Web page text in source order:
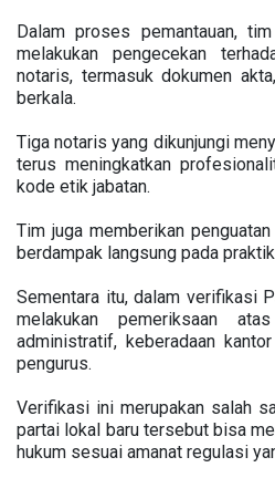
Dalam proses pemantauan,
melakukan pengecekan
notaris, termasuk dokumen
berkala.
Tiga notaris yang dikunjungi
terus meningkatkan
kode etik jabatan.
Tim juga memberikan
berdampak langsung pada
Sementara itu, dalam verifikasi
melakukan pemeriksaan
administratif, keberadaan
pengurus.
Verifikasi ini merupakan salah
partai lokal baru tersebut bisa
hukum sesuai amanat regulasi